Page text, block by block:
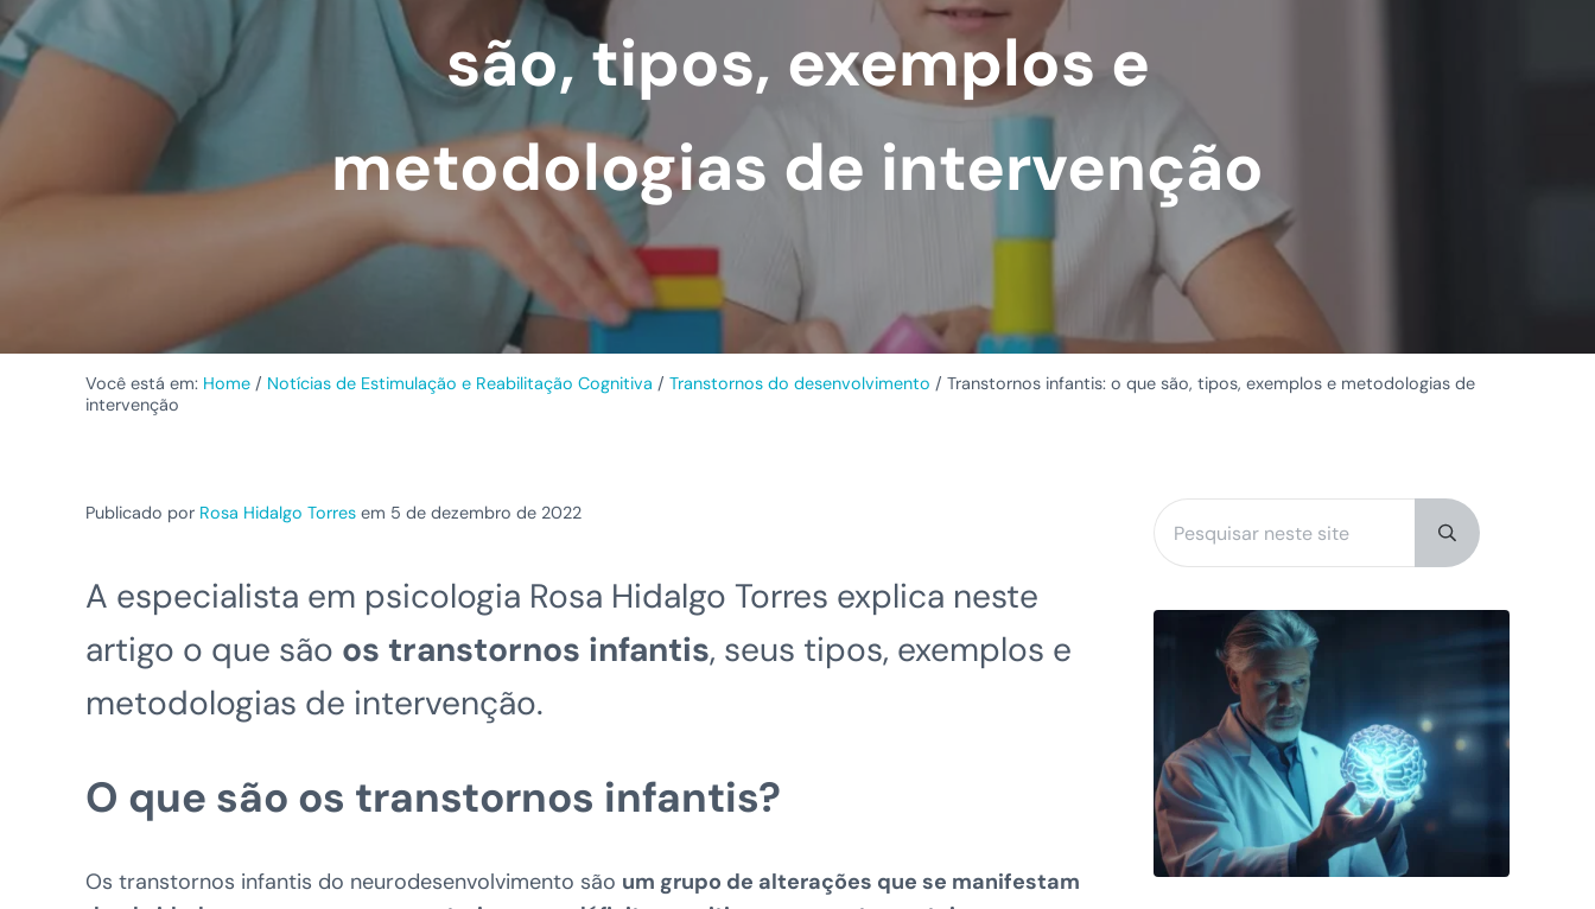
são, tipos, exemplos e
metodologias de intervenção
Você está em: Home / Notícias de Estimulação e Reabilitação Cognitiva / Transtornos do desenvolvimento / Transtornos infantis: o que são, tipos, exemplos e metodologias de
intervenção
Publicado por Rosa Hidalgo Torres em 5 de dezembro de 2022
A especialista em psicologia Rosa Hidalgo Torres explica neste
artigo o que são os transtornos infantis, seus tipos, exemplos e
metodologias de intervenção.
O que são os transtornos infantis?
Os transtornos infantis do neurodesenvolvimento são um grupo de alterações que se manifestam
Sidebar
Pesquisar neste site
Submit search